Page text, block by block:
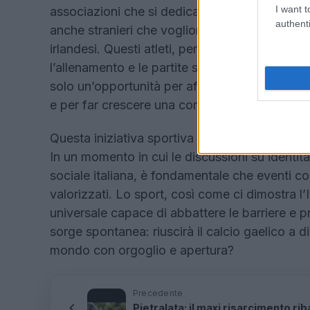
I want
associazioni che si dedicano a questo gioco
anche stranieri che vogliono avvicinarsi a
irlandesi. Questi atleti, per lo più giovani, si
l’allenamento e le partite sono momenti di
solo un’opportunità per affinare abilità
e per far crescere una comunità attenta e
Questa iniziativa sportiva si inserisce in un
In un momento in cui le discussioni su
sociale italiana, è fondamentale che eventi
valorizzati. Lo sport, così come ci dimostra
universale capace di abbattere le barriere e
sorge spontanea: riuscirà il calcio gaelico a
mondo con orgoglio e apertura?
Precedente